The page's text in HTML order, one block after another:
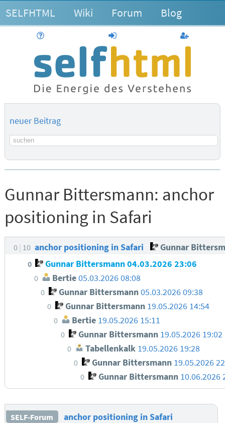
SELFHTML Wiki Forum Blog
anmelden
neuer Beitrag
Suchbegriff
Gunnar Bittersmann: anchor
positioning in Safari
0 10 anchor positioning in Safari Gunnar
0 Gunnar Bittersmann04.03.2026 23:06
0 Bertie 05.03.2026 08:08
0 Gunnar Bittersmann05.03.2026 09:38
0 Gunnar Bittersmann 19.05.2026 14:54
0 Bertie 19.05.2026 15:11
0 Gunnar Bittersmann 19.05.2026 19:02
0 Tabellenkalk 19.05.2026 19:28
0 Gunnar Bittersmann 19.05.2026
0 Gunnar Bittersmann 10.06.2026
SELF-Forum
anchor positioning in Safari